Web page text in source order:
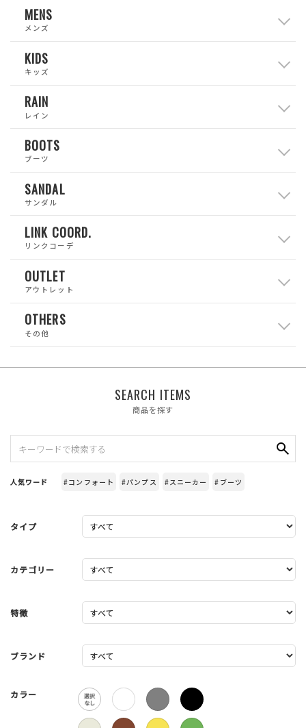
MENS
メンズ
KIDS
キッズ
RAIN
レイン
BOOTS
ブーツ
SANDAL
サンダル
LINK COORD.
リンクコーデ
OUTLET
アウトレット
OTHERS
その他
SEARCH ITEMS
商品を探す
人気ワード #コンフォート #パンプス #スニーカー #ブーツ
タイプ
カテゴリー
特徴
ブランド
カラー